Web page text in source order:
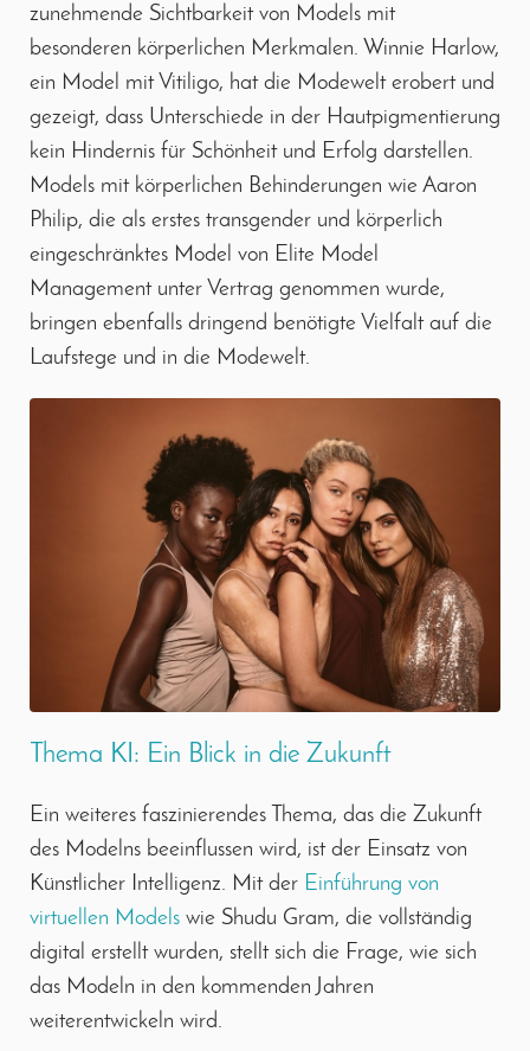
zunehmende Sichtbarkeit von Models mit
besonderen körperlichen Merkmalen. Winnie Harlow,
ein Model mit Vitiligo, hat die Modewelt erobert und
gezeigt, dass Unterschiede in der Hautpigmentierung
kein Hindernis für Schönheit und Erfolg darstellen.
Models mit körperlichen Behinderungen wie Aaron
Philip, die als erstes transgender und körperlich
eingeschränktes Model von Elite Model
Management unter Vertrag genommen wurde,
bringen ebenfalls dringend benötigte Vielfalt auf die
Laufstege und in die Modewelt.
Thema KI: Ein Blick in die Zukunft
Ein weiteres faszinierendes Thema, das die Zukunft
des Modelns beeinflussen wird, ist der Einsatz von
Künstlicher Intelligenz. Mit der Einführung von
virtuellen Models wie Shudu Gram, die vollständig
digital erstellt wurden, stellt sich die Frage, wie sich
das Modeln in den kommenden Jahren
weiterentwickeln wird.